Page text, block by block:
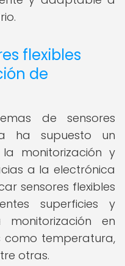
flexibles
de
de sensores
ha supuesto un
monitorización y
a la electrónica
sensores flexibles
superficies y
en
temperatura,
otras.